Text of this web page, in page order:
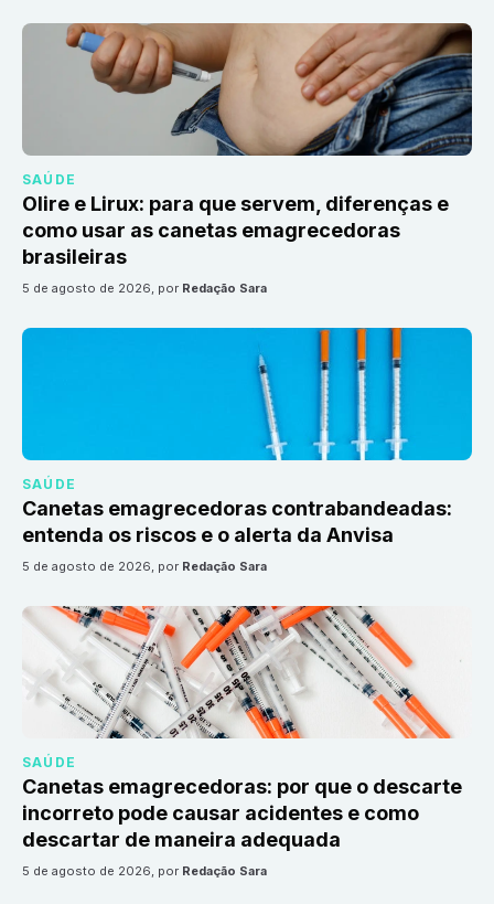
SAÚDE
Olire e Lirux: para que servem, diferenças e
como usar as canetas emagrecedoras
brasileiras
5 de agosto de 2026, por Redação Sara
SAÚDE
Canetas emagrecedoras contrabandeadas:
entenda os riscos e o alerta da Anvisa
5 de agosto de 2026, por Redação Sara
SAÚDE
Canetas emagrecedoras: por que o descarte
incorreto pode causar acidentes e como
descartar de maneira adequada
5 de agosto de 2026, por Redação Sara